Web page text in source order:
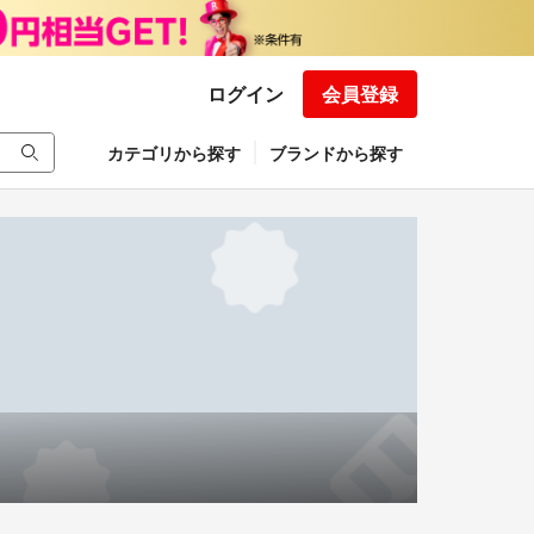
ログイン 会員登録
カテゴリから探す ブランドから探す